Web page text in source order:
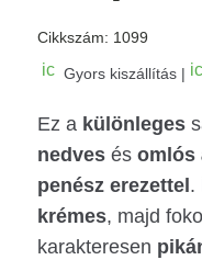
Cikkszám: 1099
ic
_
ar
ic
o
n
Gyors kiszállítás | ic
_
o
ic
o
n
Ez a különleges
nedvesés omlós
penész erezettel .
krémes, majd
karakteresen